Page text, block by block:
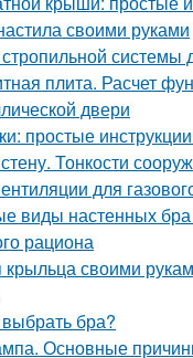
своими руками
системы
плита. Расчет
двери
простые
Тонкости
для
виды настенных
рациона
крыльца своими
бра?
Основные